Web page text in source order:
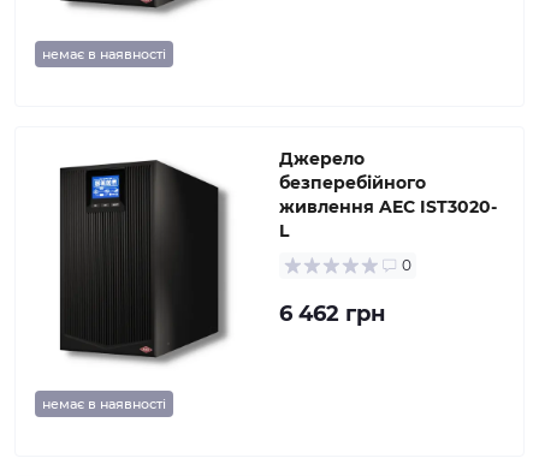
немає в наявності
немає в наявності
Джерело
безперебійного
живлення AEC IST3020-
L
0
6 462 грн